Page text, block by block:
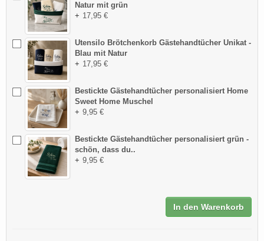
Natur mit grün
+ 17,95 €
Utensilo Brötchenkorb Gästehandtücher Unikat -
Blau mit Natur
+ 17,95 €
Bestickte Gästehandtücher personalisiert Home
Sweet Home Muschel
+ 9,95 €
Bestickte Gästehandtücher personalisiert grün -
schön, dass du..
+ 9,95 €
In den Warenkorb